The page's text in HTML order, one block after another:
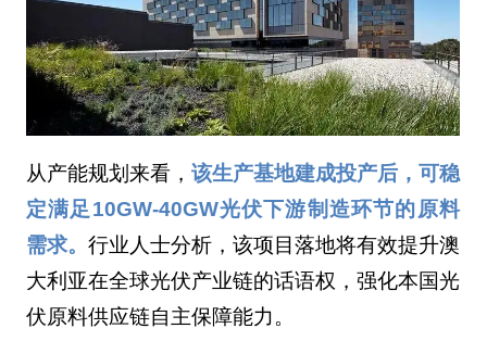
从产能规划来看， 该生产基地建成投产后，可稳
定满足10GW-40GW光伏下游制造环节的原料
需求。 行业人士分析，该项目落地将有效提升澳
大利亚在全球光伏产业链的话语权，强化本国光
伏原料供应链自主保障能力。